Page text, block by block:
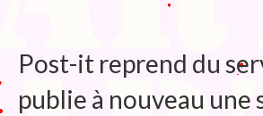
Post-it politiques
Post-it reprend du
publie à nouveau une